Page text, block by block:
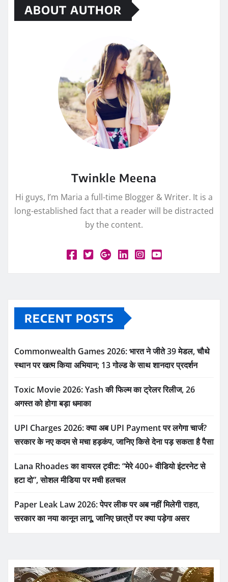
ABOUT AUTHOR
Twinkle Meena
Hi guys, I’m Maria a full-time Blogger & Writer. It is a
long-established fact that a reader will be distracted
by the content.
RECENT POSTS
Commonwealth Games 2026: भारत ने जीते 39 मेडल, चौथे
स्थान पर खत्म किया अभियान; 13 गोल्ड के साथ शानदार प्रदर्शन
Toxic Movie 2026: Yash की फिल्म का ट्रेलर रिलीज, 26
अगस्त को होगा बड़ा धमाका
UPI Charges 2026: क्या अब UPI Payment पर लगेगा चार्ज?
सरकार के नए कदम से मचा हड़कंप, जानिए किसे देना पड़ सकता है पैसा
Lana Rhoades का वायरल ट्वीट: “मेरे 400+ वीडियो इंटरनेट से
हटा दो”, सोशल मीडिया पर मची हलचल
Paper Leak Law 2026: पेपर लीक पर अब नहीं मिलेगी राहत,
सरकार का नया कानून लागू, जानिए छात्रों पर क्या पड़ेगा असर